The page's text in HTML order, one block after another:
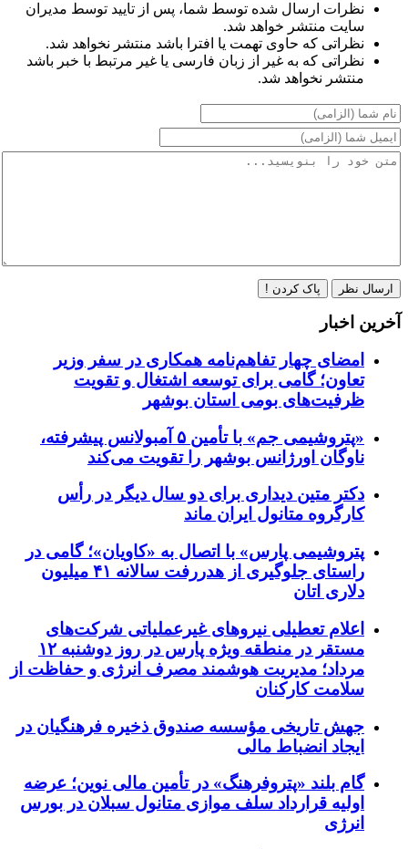
نظرات ارسال شده توسط شما، پس از تایید توسط مدیران
سایت منتشر خواهد شد.
نظراتی که حاوی تهمت یا افترا باشد منتشر نخواهد شد.
نظراتی که به غیر از زبان فارسی یا غیر مرتبط با خبر باشد
منتشر نخواهد شد.
ارسال نظر پاک کردن !
آخرین اخبار
امضای چهار تفاهم‌نامه همکاری در سفر وزیر
تعاون؛ گامی برای توسعه اشتغال و تقویت
ظرفیت‌های بومی استان بوشهر
«پتروشیمی جم» با تأمین ۵ آمبولانس پیشرفته،
ناوگان اورژانس بوشهر را تقویت می‌کند
دکتر متین دیداری برای دو سال دیگر در رأس
کارگروه متانول ایران ماند
پتروشیمی پارس» با اتصال به «کاویان»؛ گامی در
راستای جلوگیری از هدررفت سالانه ۴۱ میلیون
دلاری اتان
اعلام تعطیلی نیروهای غیرعملیاتی شرکت‌های
مستقر در منطقه ویژه پارس در روز دوشنبه ۱۲
مرداد؛ مدیریت هوشمند مصرف انرژی و حفاظت از
سلامت کارکنان
جهش تاریخی مؤسسه صندوق ذخیره فرهنگیان در
ایجاد انضباط مالی
گام بلند «پتروفرهنگ» در تأمین مالی نوین؛ عرضه
اولیه قرارداد سلف موازی متانول سبلان در بورس
انرژی